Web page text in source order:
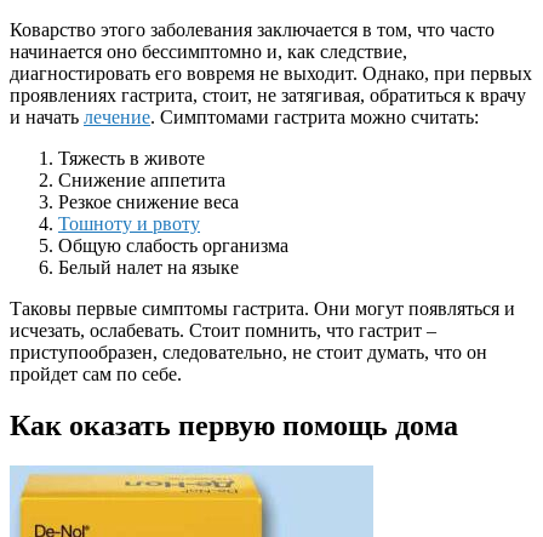
Коварство этого заболевания заключается в том, что часто
начинается оно бессимптомно и, как следствие,
диагностировать его вовремя не выходит. Однако, при первых
проявлениях гастрита, стоит, не затягивая, обратиться к врачу
и начать лечение. Симптомами гастрита можно считать:
Тяжесть в животе
Снижение аппетита
Резкое снижение веса
Тошноту и рвоту
Общую слабость организма
Белый налет на языке
Таковы первые симптомы гастрита. Они могут появляться и
исчезать, ослабевать. Стоит помнить, что гастрит –
приступообразен, следовательно, не стоит думать, что он
пройдет сам по себе.
Как оказать первую помощь дома